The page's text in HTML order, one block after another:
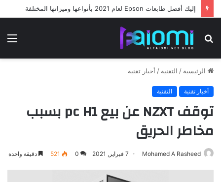
إليك أفضل طابعات Epson لعام 2021 بأنواعها وميزاتها المختلفة
الرئيسية / التقنية / أخبار تقنية
أخبار تقنية التقنية
توقف NZXT عن بيع pc H1 بسبب
مخاطر الحريق
Mohamed A Rasheed 7 فبراير, 2021 0
521 دقيقة واحدة